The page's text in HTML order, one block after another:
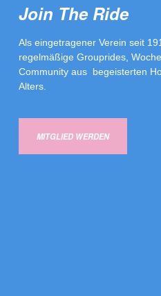
Join The Ride
Als eingetragener Verein seit
regelmäßige Grouprides,
Community aus begeisterten
Alters.
MITGLIED WERDEN